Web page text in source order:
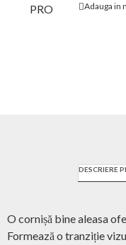
Adauga in
DESCRIERE
O cornișă bine aleasa
Formează o tranziție